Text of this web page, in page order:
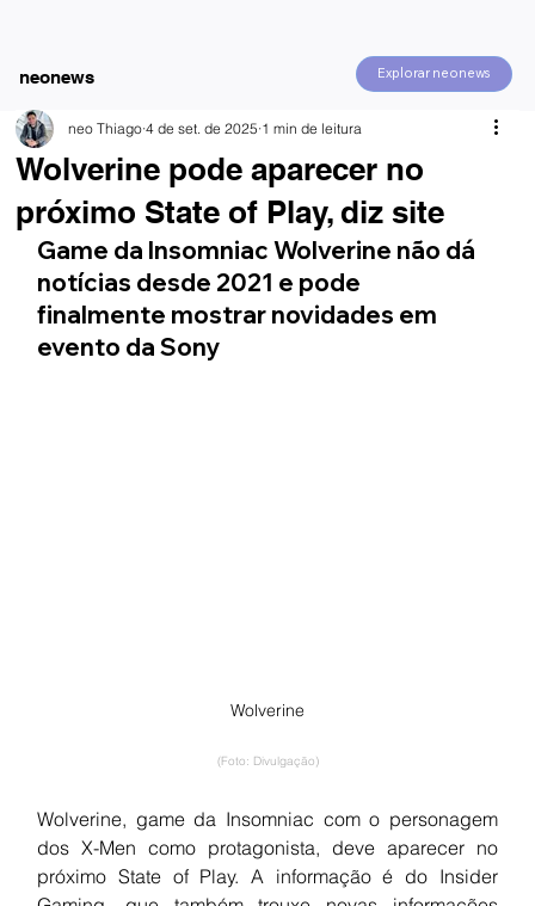
Explorar neonews
neonews
Wolverine pode aparecer no
próximo State of Play, diz site
neo Thiago 4 de set. de 2025 1 min de leitura
Game da Insomniac Wolverine não dá
notícias desde 2021 e pode
finalmente mostrar novidades em
evento da Sony
Wolverine
(Foto: Divulgação)
Wolverine, game da Insomniac com o personagem
dos X-Men como protagonista, deve aparecer no
próximo State of Play. A informação é do Insider